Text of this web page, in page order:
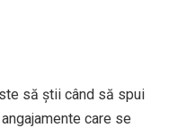
să știi când să spui
care se